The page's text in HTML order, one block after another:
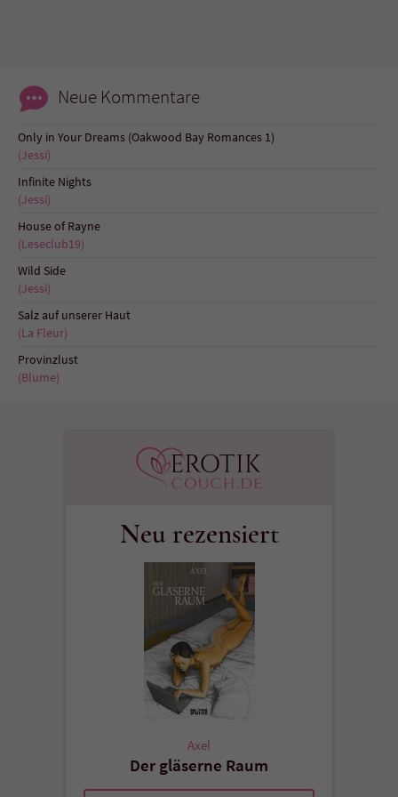
Neue Kommentare
Only in Your Dreams (Oakwood Bay Romances 1)
(Jessi)
Infinite Nights
(Jessi)
House of Rayne
(Leseclub19)
Wild Side
(Jessi)
Salz auf unserer Haut
(La Fleur)
Provinzlust
(Blume)
Neu rezensiert
Axel
Der gläserne Raum